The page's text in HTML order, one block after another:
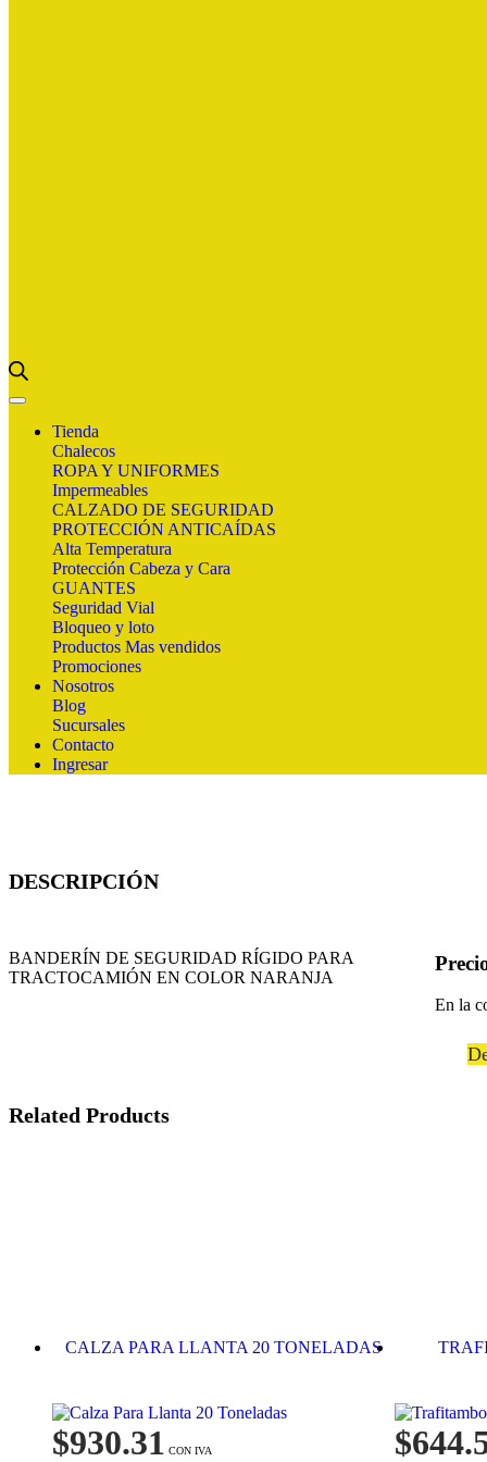
Tienda
Chalecos
ROPA Y UNIFORMES
Impermeables
CALZADO DE SEGURIDAD
PROTECCIÓN ANTICAÍDAS
Alta Temperatura
Protección Cabeza y Cara
GUANTES
Seguridad Vial
Bloqueo y loto
Productos Mas vendidos
Promociones
Nosotros
Blog
Sucursales
Contacto
Ingresar
DESCRIPCIÓN
BANDERÍN DE SEGURIDAD RÍGIDO PARA
TRACTOCAMIÓN EN COLOR NARANJA
En la
Related Products
CALZA PARA LLANTA 20 TONELADAS
$930.31 $